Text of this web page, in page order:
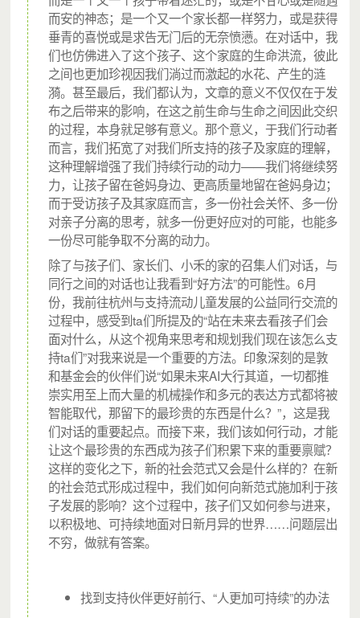
邓莉疑惑“妈妈不给你讲吗？”
“爸爸妈妈很忙的，都没空给我讲。平时都是我自己一个人
下来玩的。”
城市支教志愿者邓莉在社区开展活动
邓莉强烈地感受到，许多城中村的孩子，其实不缺吃喝，缺
的是精神上的交流，缺的是陪伴。城市支教志愿者来做活
动，就是一种陪伴。“小孩子是有感受力的，我用真心给他
们讲故事，和他们相处，小朋友能感受得到，他们喜欢这种
陪伴。”
而安的神态；是一个又一个家长都一样努力，或是获得
垂青的喜悦或是求告无门后的无奈愤懑。在对话中，我
们也仿佛进入了这个孩子、这个家庭的生命洪流，彼此
之间也更加珍视因我们淌过而激起的水花、产生的涟
漪。甚至最后，我们都认为，文章的意义不仅仅在于发
布之后带来的影响，在这之前生命与生命之间因此交织
的过程，本身就足够有意义。那个意义，于我们行动者
而言，我们拓宽了对我们所支持的孩子及家庭的理解，
这种理解增强了我们持续行动的动力——我们将继续努
力，让孩子留在爸妈身边、更高质量地留在爸妈身边；
而于受访孩子及其家庭而言，多一份社会关怀、多一份
对亲子分离的思考，就多一份更好应对的可能，也能多
一份尽可能争取不分离的动力。
除了与孩子们、家长们、小禾的家的召集人们对话，与
同行之间的对话也让我看到“好方法”的可能性。6月
份，我前往杭州与支持流动儿童发展的公益同行交流的
过程中，感受到ta们所提及的“站在未来去看孩子们会
面对什么，从这个视角来思考和规划我们现在该怎么支
持ta们”对我来说是一个重要的方法。印象深刻的是敦
和基金会的伙伴们说“如果未来AI大行其道，一切都推
崇实用至上而大量的机械操作和多元的表达方式都将被
智能取代，那留下的最珍贵的东西是什么？”，这是我
们对话的重要起点。而接下来，我们该如何行动，才能
让这个最珍贵的东西成为孩子们积累下来的重要禀赋？
这样的变化之下，新的社会范式又会是什么样的？在新
的社会范式形成过程中，我们如何向新范式施加利于孩
子发展的影响？这个过程中，孩子们又如何参与进来，
以积极地、可持续地面对日新月异的世界……问题层出
不穷，做就有答案。
找到支持伙伴更好前行、“人更加可持续”的办法